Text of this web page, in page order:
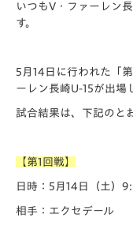
いつもV・ファーレン
す。
5月14日に行われた「️
ーレン長崎U-15が出場
試合結果は、下記のと
【第1回戦 】
日時：5月14日（土）
相手：エクセデール